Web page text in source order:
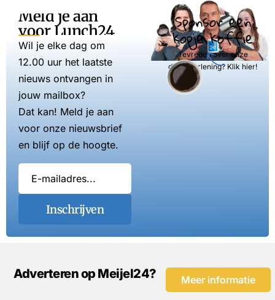
Meld je aan
voor Lunch24
Wil je elke dag om
12.00 uur het laatste
nieuws ontvangen in
jouw mailbox?
Dat kan! Meld je aan
voor onze nieuwsbrief
en blijf op de hoogte.
Inschrijven
Sponsor een
kopje koffie
Tevreden over onze
dienstverlening? Klik hier!
Adverteren op Meijel24? Meer informatie